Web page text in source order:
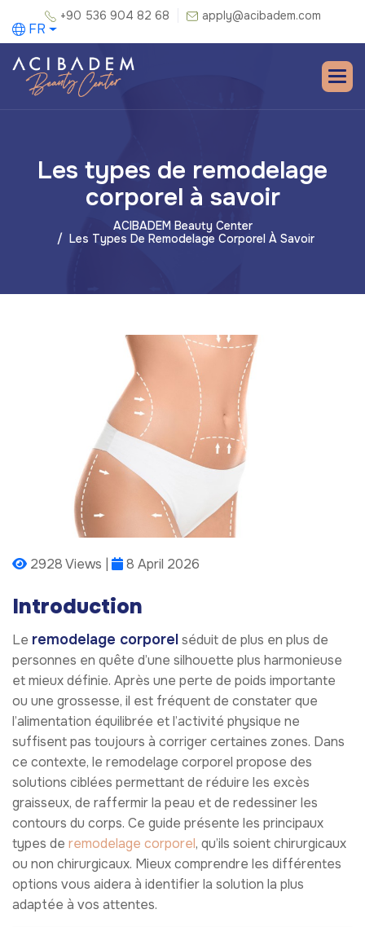
+90 536 904 82 68 apply@acibadem.com
FR
Les types de remodelage
corporel à savoir
ACIBADEM Beauty Center
Les Types De Remodelage Corporel À Savoir
2928 Views | 8 April 2026
Introduction
Le remodelage corporelséduit de plus en plus de
personnes en quête d’une silhouette plus harmonieuse
et mieux définie. Après une perte de poids importante
ou une grossesse, il est fréquent de constater que
l’alimentation équilibrée et l’activité physique ne
suffisent pas toujours à corriger certaines zones. Dans
ce contexte, le remodelage corporel propose des
solutions ciblées permettant de réduire les excès
graisseux, de raffermir la peau et de redessiner les
contours du corps. Ce guide présente les principaux
types de remodelage corporel, qu’ils soient chirurgicaux
ou non chirurgicaux. Mieux comprendre les différentes
options vous aidera à identifier la solution la plus
adaptée à vos attentes.